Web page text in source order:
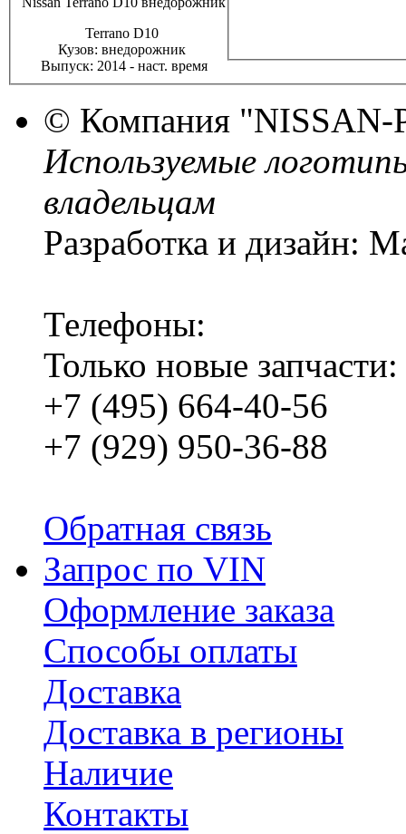
Terrano D10
Кузов: внедорожник
Выпуск: 2014 - наст. время
© Компания "NISSAN-
Используемые
владельцам
Разработка и дизайн:
Телефоны:
Только новые запчасти:
+7 (495) 664-40-56
+7 (929) 950-36-88
Обратная связь
Запрос по VIN
Оформление заказа
Способы оплаты
Доставка
Доставка в регионы
Наличие
Контакты